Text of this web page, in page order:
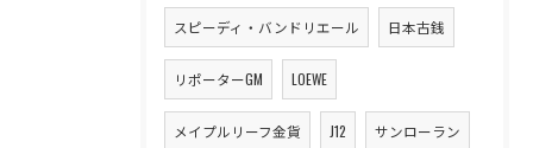
スピーディ・バンドリエール 日本古銭
リポーターGM LOEWE
メイプルリーフ金貨 J12 サンローラン